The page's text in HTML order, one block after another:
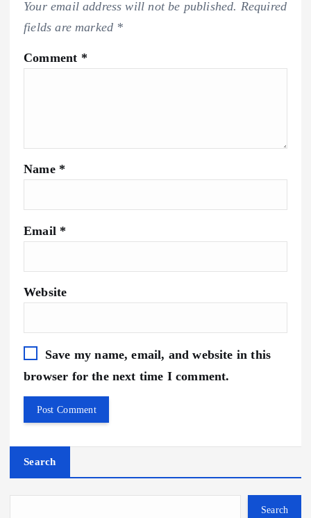
Your email address will not be published. Required
fields are marked *
Comment *
Name *
Email *
Website
Save my name, email, and website in this
browser for the next time I comment.
Search
Search